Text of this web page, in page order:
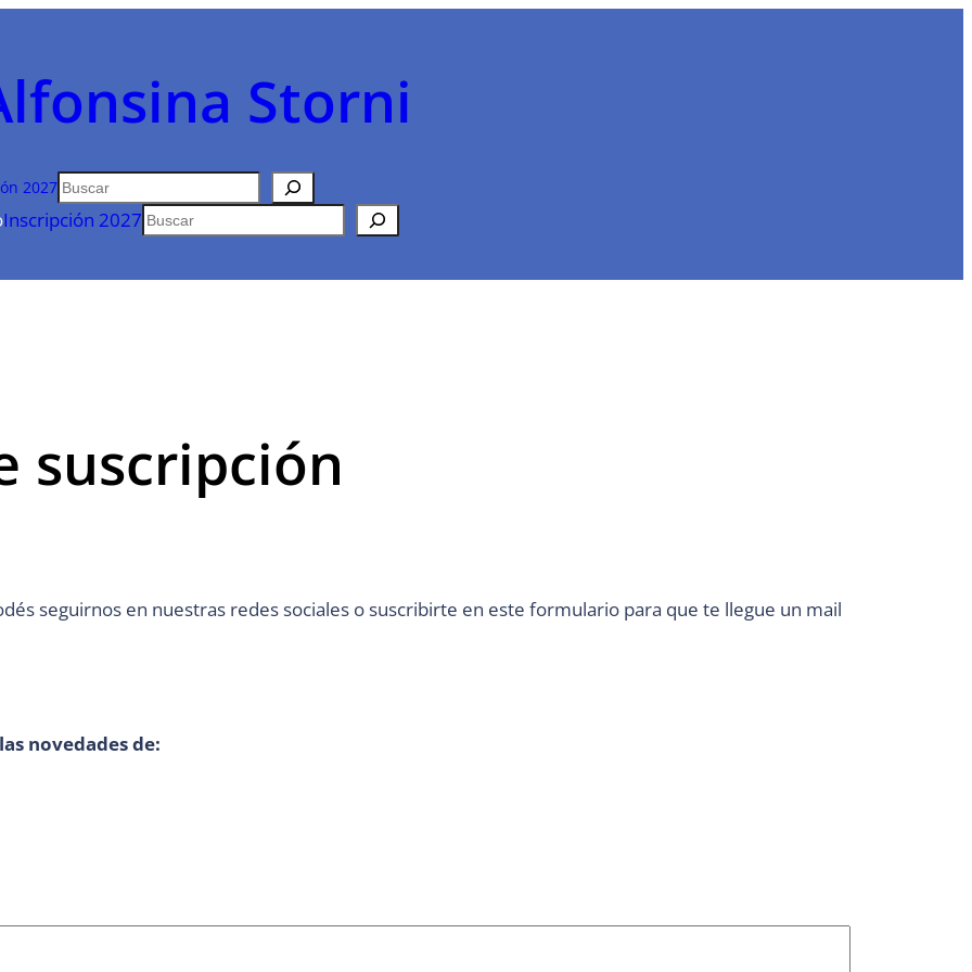
Storni
2027Buscar
Inscripción 2027 Buscar
suscripción
seguirnos en nuestras redes sociales o suscribirte en este formulario para que te llegue un mail
novedades de: